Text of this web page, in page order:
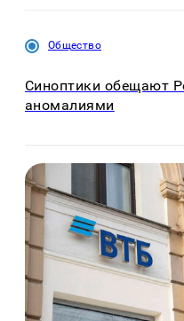
Общество
Синоптики обещают
аномалиями